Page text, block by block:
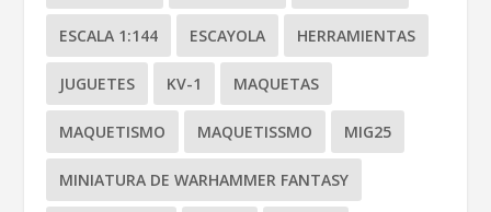
ESCALA 1:144 ESCAYOLA HERRAMIENTAS
JUGUETES KV-1 MAQUETAS
MAQUETISMO MAQUETISSMO MIG25
MINIATURA DE WARHAMMER FANTASY